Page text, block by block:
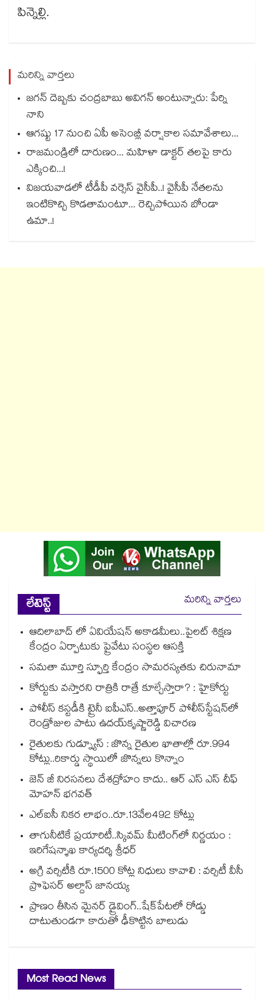
పిన్నెల్లి.
మరిన్ని వార్తలు
జగన్ దెబ్బకు చంద్రబాబు అవిగన్ అంటున్నారు: పేర్ని
నాని
ఆగష్టు 17 నుంచి ఏపీ అసెంబ్లీ వర్షాకాల సమావేశాలు...
రాజమండ్రిలో దారుణం... మహిళా డాక్టర్ తలపై కారు
ఎక్కించి...!
విజయవాడలో టీడీపీ వర్సెస్ వైసీపీ..! వైసీపీ నేతలను
ఇంటికొచ్చి కొడతామంటూ... రెచ్చిపోయిన బోండా
ఉమా..!
లేటెస్ట్
మరిన్ని వార్తలు
ఆదిలాబాద్ లో ఏవియేషన్ అకాడమీలు..పైలట్ శిక్షణ
కేంద్రం ఏర్పాటుకు ప్రైవేటు సంస్థల ఆసక్తి
సమతా మూర్తి స్ఫూర్తి కేంద్రం సామరస్యతకు చిరునామా
కోర్టుకు వస్తారని రాత్రికి రాత్రే కూల్చేస్తారా? : హైకోర్టు
పోలీస్ కస్టడీకి ట్రైనీ ఐపీఎస్..అత్తాపూర్ పోలీస్‌‌‌‌‌‌‌‌‌‌‌‌‌‌‌‌స్టేషన్‌‌‌‌‌‌‌‌‌‌‌‌‌‌‌‌లో
రెండ్రోజుల పాటు ఉదయ్‌‌‌‌‌‌‌‌‌‌‌‌‌‌‌‌కృష్ణారెడ్డి విచారణ
రైతులకు గుడ్న్యూస్ : జొన్న రైతుల ఖాతాల్లో రూ.994
కోట్లు..రికార్డు స్థాయిలో జొన్నలు కొన్నాం
జెన్ జీ నిరసనలు దేశద్రోహం కాదు.. ఆర్ ఎస్ ఎస్ చీఫ్
మోహన్ భగవత్
ఎల్ఐసీ నికర లాభం..రూ.13వేల492 కోట్లు
తాగునీటికే ప్రయారిటీ..స్కివమ్ మీటింగ్‌‌‌‌‌‌‌‌‌‌‌‌‌‌‌‌లో నిర్ణయం :
ఇరిగేషన్శాఖ కార్యదర్శి శ్రీధర్
అగ్రి వర్సిటీకి రూ.1500 కోట్ల నిధులు కావాలి : వర్సిటీ వీసీ
ప్రొఫెసర్ అల్దాస్ జానయ్య
ప్రాణం తీసిన మైనర్‌‌ డ్రైవింగ్‌..షేక్‌పేటలో రోడ్డు
దాటుతుండగా కారుతో ఢీకొట్టిన బాలుడు
Most Read News